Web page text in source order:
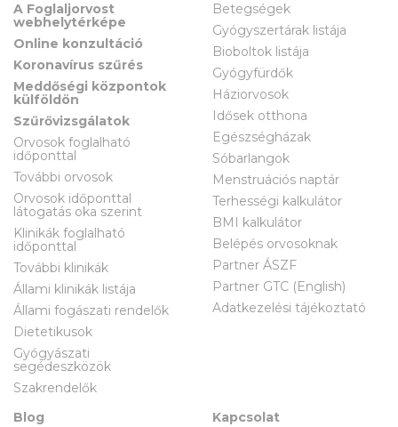
A Foglaljorvost
webhelytérképe
Online konzultáció
Koronavírus szűrés
Meddőségi központok
külföldön
Szűrővizsgálatok
Orvosok foglalható
időponttal
További orvosok
Orvosok időponttal
látogatás oka szerint
Klinikák foglalható
időponttal
További klinikák
Állami klinikák listája
Állami fogászati rendelők
Dietetikusok
Gyógyászati
segédeszközök
Szakrendelők
Betegségek
Gyógyszertárak listája
Bioboltok listája
Gyógyfürdők
Háziorvosok
Idősek otthona
Egészségházak
Sóbarlangok
Menstruációs naptár
Terhességi kalkulátor
BMI kalkulátor
Belépés orvosoknak
Partner ÁSZF
Partner GTC (English)
Adatkezelési tájékoztató
Blog
Kapcsolat